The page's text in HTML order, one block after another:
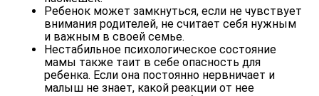
Ребенок может замкнуться, если не чувствует
внимания родителей, не считает себя нужным
и важным в своей семье.
Нестабильное психологическое состояние
мамы также таит в себе опасность для
ребенка. Если она постоянно нервничает и
малыш не знает, какой реакции от нее